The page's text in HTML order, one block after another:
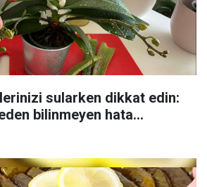
sularken dikkat edin:
bilinmeyen hata...